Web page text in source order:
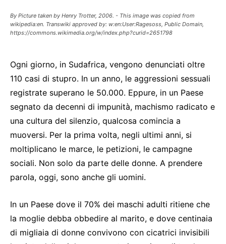
By Picture taken by Henry Trotter, 2006. - This image was copied from
wikipedia:en. Transwiki approved by: w:en:User:Ragesoss, Public Domain,
https://commons.wikimedia.org/w/index.php?curid=2651798
Ogni giorno, in Sudafrica, vengono denunciati oltre
110 casi di stupro. In un anno, le aggressioni sessuali
registrate superano le 50.000. Eppure, in un Paese
segnato da decenni di impunità, machismo radicato e
una cultura del silenzio, qualcosa comincia a
muoversi. Per la prima volta, negli ultimi anni, si
moltiplicano le marce, le petizioni, le campagne
sociali. Non solo da parte delle donne. A prendere
parola, oggi, sono anche gli uomini.
In un Paese dove il 70% dei maschi adulti ritiene che
la moglie debba obbedire al marito, e dove centinaia
di migliaia di donne convivono con cicatrici invisibili